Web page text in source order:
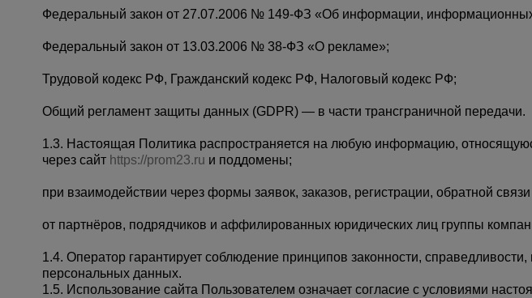
Оборудование для работы с арматурой
Оборудование для бетонных работ
Техника для склада
Тачки строительные и садовые
Штукатурные комплекты
Сварочные аппараты
Тепловые пушки
Федеральный закон от 27.07.2006 № 149-ФЗ «Об информации,
Федеральный закон от 13.03.2006 № 38-ФЗ «О рекламе»;
Трудовой кодекс РФ, Гражданский кодекс РФ, Налоговый кодекс РФ;
Общий регламент защиты данных (GDPR) — в части трансграничной передачи.
1.3. Настоящая Политика распространяется на любую информацию,
через сайт https://prom23.ru и поддомены;
при взаимодействии через формы заявок, заказов, регистрации, обратной
от партнёров, подрядчиков и аффилированных юридических лиц группы
1.4. Оператор гарантирует соблюдение принципов законности,
персональных данных.
1.5. Использование сайта Пользователем означает согласие с условиями